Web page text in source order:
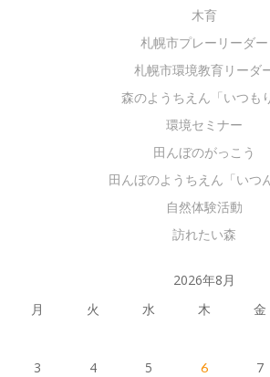
木育
札幌市プレーリーダー
札幌市環境教育リーダ
森のようちえん「いつも
環境セミナー
田んぼのがっこう
田んぼのようちえん「いつ
自然体験活動
訪れたい森
2026年8月
月
火 水 木 金
3
4 5 6 7